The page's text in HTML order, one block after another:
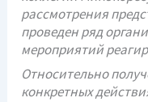
рассмотрения
проведен ряд
мероприятий
Относительно
конкретных